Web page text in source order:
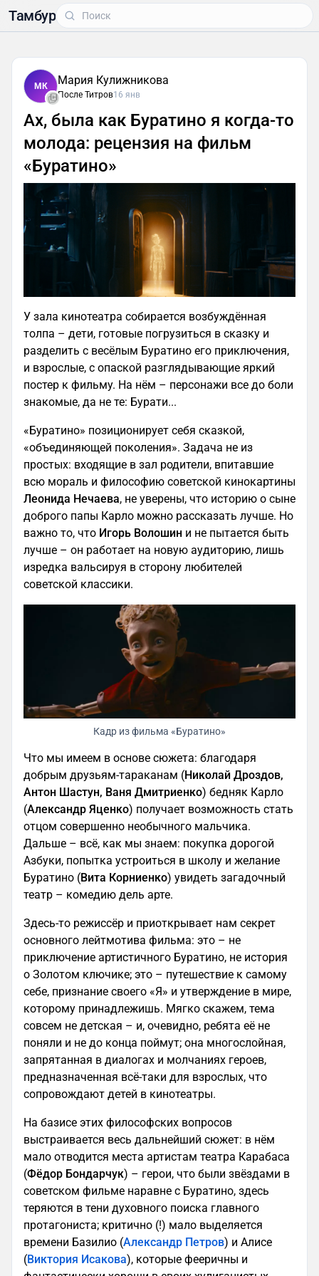
Тамбур
МК Мария Кулижникова
После Титров16 янв
Ах, была как Буратино я когда-то
молода: рецензия на фильм
«Буратино»
У зала кинотеатра собирается возбуждённая
толпа – дети, готовые погрузиться в сказку и
разделить с весёлым Буратино его приключения,
и взрослые, с опаской разглядывающие яркий
постер к фильму. На нём – персонажи все до боли
знакомые, да не те: Бурати...
«Буратино» позиционирует себя сказкой,
«объединяющей поколения». Задача не из
простых: входящие в зал родители, впитавшие
всю мораль и философию советской кинокартины
Леонида Нечаева, не уверены, что историю о сыне
доброго папы Карло можно рассказать лучше. Но
важно то, что Игорь Волошин и не пытается быть
лучше – он работает на новую аудиторию, лишь
изредка вальсируя в сторону любителей
советской классики.
Кадр из фильма «Буратино»
Что мы имеем в основе сюжета: благодаря
добрым друзьям-тараканам (Николай Дроздов,
Антон Шастун, Ваня Дмитриенко) бедняк Карло
(Александр Яценко) получает возможность стать
отцом совершенно необычного мальчика.
Дальше – всё, как мы знаем: покупка дорогой
Азбуки, попытка устроиться в школу и желание
Буратино (Вита Корниенко) увидеть загадочный
театр – комедию дель арте.
Здесь-то режиссёр и приоткрывает нам секрет
основного лейтмотива фильма: это – не
приключение артистичного Буратино, не история
о Золотом ключике; это – путешествие к самому
себе, признание своего «Я» и утверждение в мире,
которому принадлежишь. Мягко скажем, тема
совсем не детская – и, очевидно, ребята её не
поняли и не до конца поймут; она многослойная,
запрятанная в диалогах и молчаниях героев,
предназначенная всё-таки для взрослых, что
сопровождают детей в кинотеатры.
На базисе этих философских вопросов
выстраивается весь дальнейший сюжет: в нём
мало отводится места артистам театра Карабаса
(Фёдор Бондарчук) – герои, что были звёздами в
советском фильме наравне с Буратино, здесь
теряются в тени духовного поиска главного
протагониста; критично (!) мало выделяется
времени Базилио (Александр Петров) и Алисе
(Виктория Исакова), которые фееричны и